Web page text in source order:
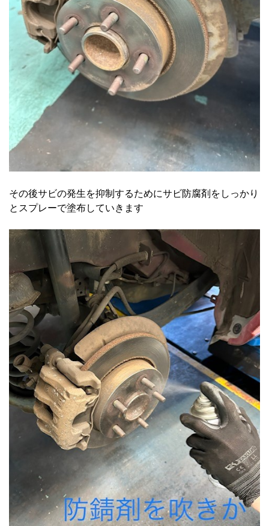
その後サビの発生を抑制するためにサビ防腐剤をしっかり
とスプレーで塗布していきます